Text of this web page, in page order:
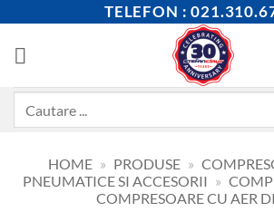
content
TELEFON :
HOME » PRODUSE »
PNEUMATICE SI ACCESORII »
COMPRESOARE CU AER